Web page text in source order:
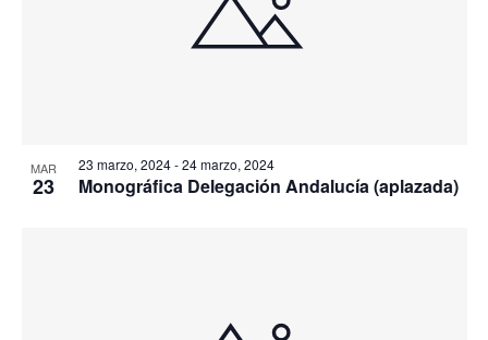
MAR
23
23 marzo, 2024-24 marzo, 2024
Monográfica Delegación Andalucía (aplazada)